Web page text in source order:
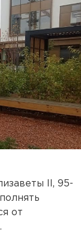
II, 95-
от